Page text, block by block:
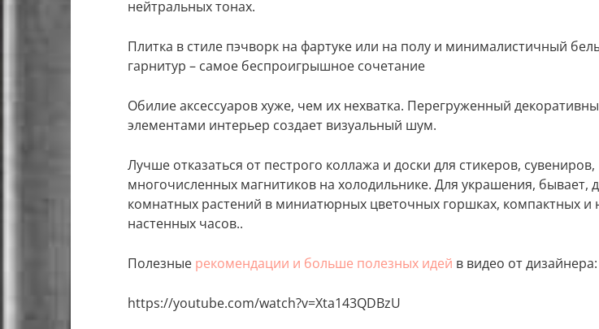
нейтральных тонах.
Плитка в стиле пэчворк на фартуке или на полу и минималистичный
гарнитур – самое беспроигрышное сочетание
Обилие аксессуаров хуже, чем их нехватка. Перегруженный
элементами интерьер создает визуальный шум.
Лучше отказаться от пестрого коллажа и доски для стикеров, сувениров,
многочисленных магнитиков на холодильнике. Для украшения, бывает,
комнатных растений в миниатюрных цветочных горшках, компактных и
настенных часов..
Полезные рекомендации и больше полезных идей в видео от дизайнера:
https://youtube.com/watch?v=Xta143QDBzU